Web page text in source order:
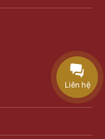
Liên hệ